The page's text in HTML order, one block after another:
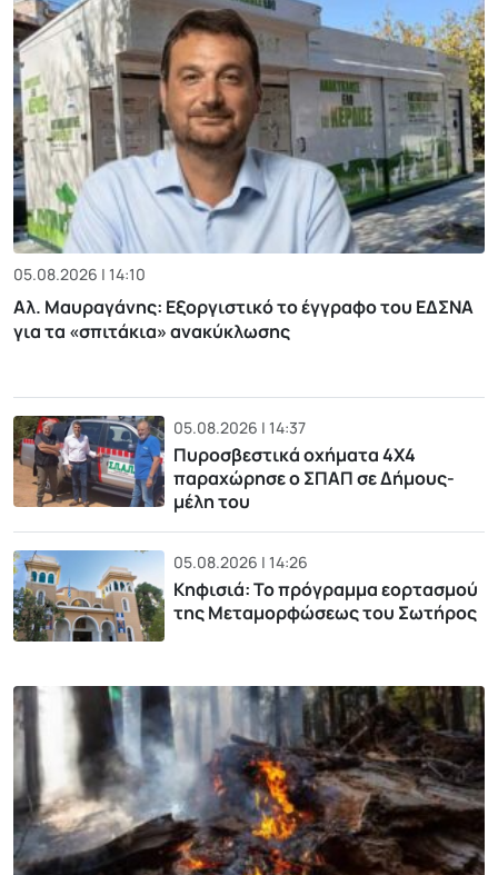
05.08.2026 | 14:10
Αλ. Μαυραγάνης: Εξοργιστικό το έγγραφο του ΕΔΣΝΑ
για τα «σπιτάκια» ανακύκλωσης
05.08.2026 | 14:37
Πυροσβεστικά οχήματα 4Χ4
παραχώρησε ο ΣΠΑΠ σε Δήμους-
μέλη του
05.08.2026 | 14:26
Κηφισιά: Το πρόγραμμα εορτασμού
της Μεταμορφώσεως του Σωτήρος